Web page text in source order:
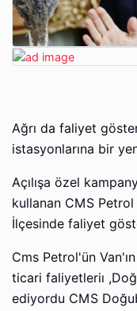
Ağrı da faliyet
istasyonlarına bir
Açılışa özel
kullanan CMS Petrol
İlçesinde faliyet
Cms Petrol'ün
ticari faliyetleriı
ediyordu CMS